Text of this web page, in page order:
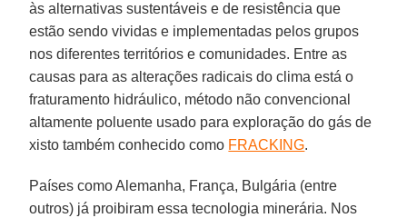
às alternativas sustentáveis e de resistência que
estão sendo vividas e implementadas pelos grupos
nos diferentes territórios e comunidades. Entre as
causas para as alterações radicais do clima está o
fraturamento hidráulico, método não convencional
altamente poluente usado para exploração do gás de
xisto também conhecido como FRACKING.
Países como Alemanha, França, Bulgária (entre
outros) já proibiram essa tecnologia minerária. Nos